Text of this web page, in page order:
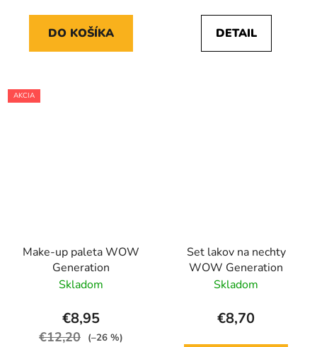
DO KOŠÍKA DETAIL
AKCIA
Make-up paleta WOW
Generation
Skladom
€8,95
€12,20 (–26 %)
Set lakov na nechty
WOW Generation
Skladom
€8,70